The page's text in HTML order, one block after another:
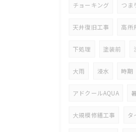
チョーキング つま
天井復旧工事 高所
下処理 塗装前
大雨 浸水 時期
アドクールAQUA
大規模修繕工事 タ